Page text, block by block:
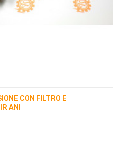
CON FILTRO E
ANI